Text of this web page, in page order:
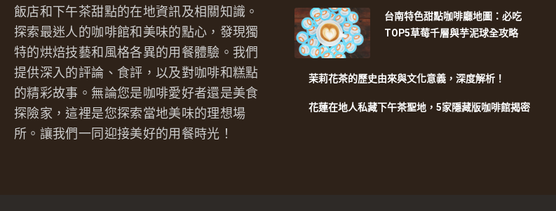
飯店和下午茶甜點的在地資訊及相關知識。
探索最迷人的咖啡館和美味的點心，發現獨
特的烘焙技藝和風格各異的用餐體驗。我們
提供深入的評論、食評，以及對咖啡和糕點
的精彩故事。無論您是咖啡愛好者還是美食
探險家，這裡是您探索當地美味的理想場
所。讓我們一同迎接美好的用餐時光！
台南特色甜點咖啡廳地圖：必吃
TOP5草莓千層與芋泥球全攻略
茉莉花茶的歷史由來與文化意義，深度解析！
花蓮在地人私藏下午茶聖地，5家隱藏版咖啡館揭密